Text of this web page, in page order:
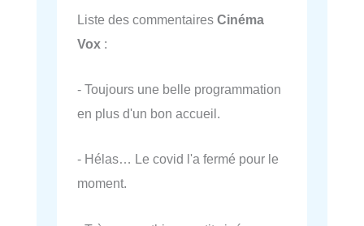
Liste des commentaires Cinéma
Vox :
- Toujours une belle programmation
en plus d'un bon accueil.
- Hélas… Le covid l'a fermé pour le
moment.